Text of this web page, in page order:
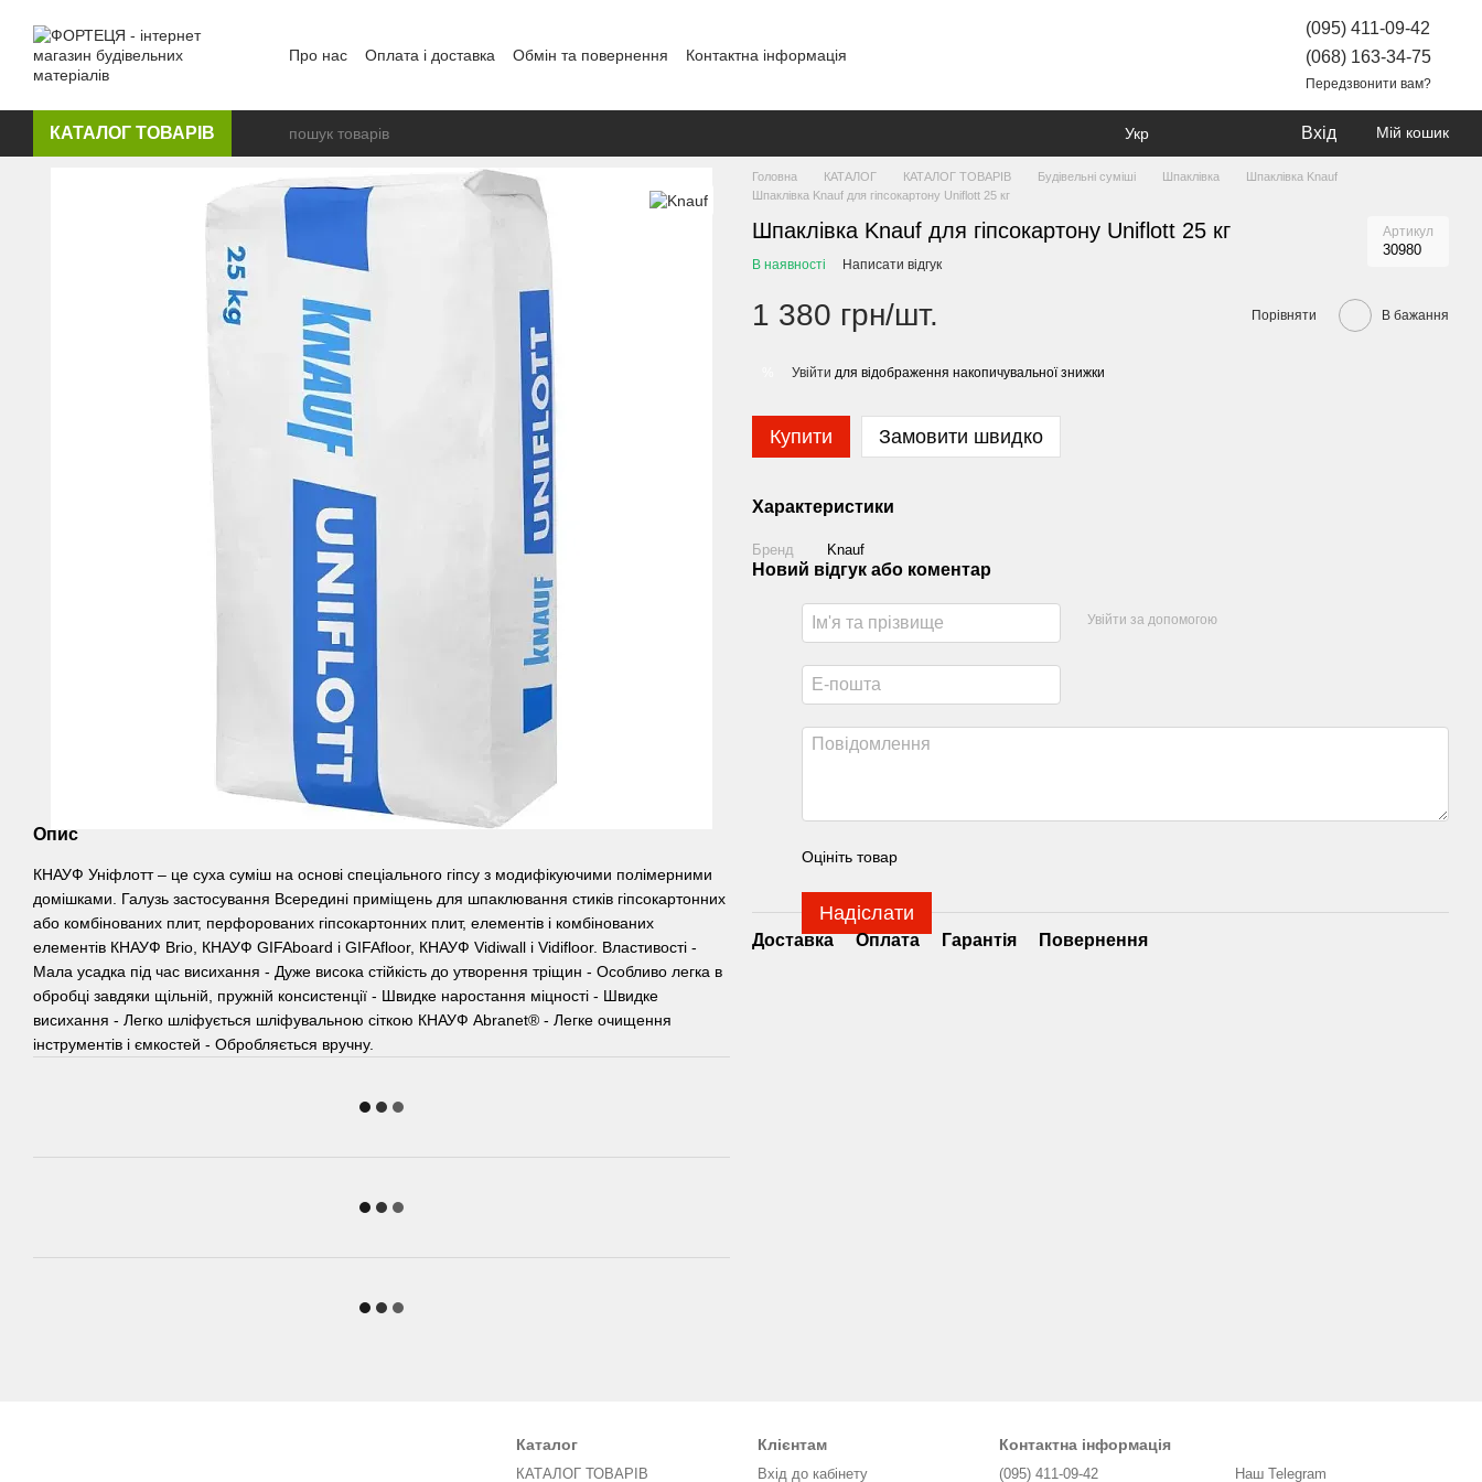
Про нас Оплата і доставка Обмін та повернення Контактна інформація
(095) 411-09-42
(068) 163-34-75
Передзвонити вам?
КАТАЛОГ ТОВАРІВ Укр Вхід Мій кошик
Опис
КНАУФ Уніфлотт – це суха суміш на основі спеціального гіпсу з модифікуючими полімерними
домішками. Галузь застосування Всередині приміщень для шпаклювання стиків гіпсокартонних
або комбінованих плит, перфорованих гіпсокартонних плит, елементів і комбінованих
елементів КНАУФ Brio, КНАУФ GIFAboard і GIFAfloor, КНАУФ Vidiwall і Vidifloor. Властивості -
Мала усадка під час висихання - Дуже висока стійкість до утворення тріщин - Особливо легка в
обробці завдяки щільній, пружній консистенції - Швидке наростання міцності - Швидке
висихання - Легко шліфується шліфувальною сіткою КНАУФ Abranet® - Легке очищення
інструментів і ємкостей - Обробляється вручну.
Головна КАТАЛОГ КАТАЛОГ ТОВАРІВ Будівельні суміші Шпаклівка
Шпаклівка Knauf
Шпаклівка Knauf для гіпсокартону Uniflott 25 кг
Шпаклівка Knauf для гіпсокартону Uniflott 25 кг Артикул
30980
В наявності Написати відгук
1 380 грн/шт. Порівняти В бажання
Увійти для відображення накопичувальної знижки
Купити Замовити швидко
Характеристики
Бренд Knauf
Новий відгук або коментар
Увійти за допомогою
Оцініть товар
Надіслати
Доставка Оплата Гарантія Повернення
Каталог
КАТАЛОГ ТОВАРІВ
Клієнтам
Вхід до кабінету
Контактна інформація
(095) 411-09-42 Наш Telegram